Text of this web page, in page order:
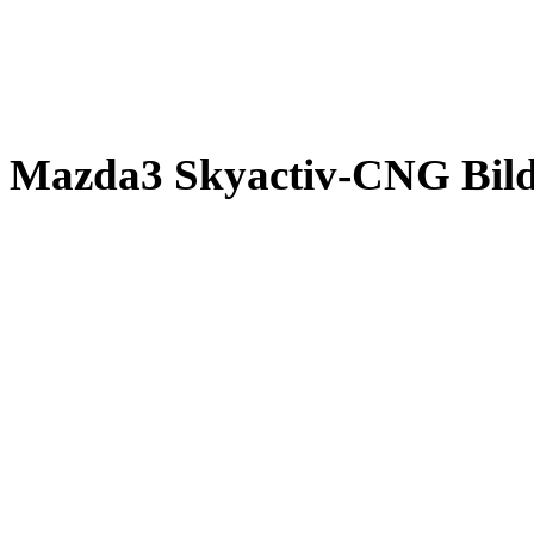
Mazda3 Skyactiv-CNG